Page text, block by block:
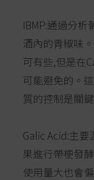
IBMP:通過分析
酒內的青椒味
可有些,但是在
可能避免的。
質的控制是關
Galic Acid:主
果進行帶梗發
使用量大也會